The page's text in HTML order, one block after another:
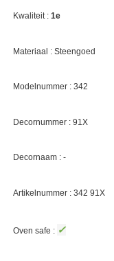
Kwaliteit : 1e
Materiaal : Steengoed
Modelnummer : 342
Decornummer : 91X
Decornaam : -
Artikelnummer : 342 91X
Oven safe : ✓